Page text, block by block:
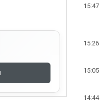
15:47
15:26
15:05
14:44